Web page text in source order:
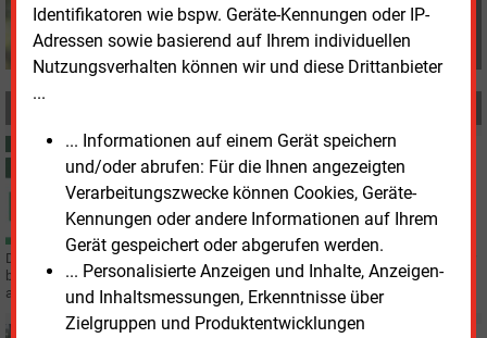
Identifikatoren wie bspw. Geräte-Kennungen oder IP-
Adressen sowie basierend auf Ihrem individuellen
Nutzungsverhalten können wir und diese Drittanbieter
...
... Informationen auf einem Gerät speichern
und/oder abrufen: Für die Ihnen angezeigten
Verarbeitungszwecke können Cookies, Geräte-
Kennungen oder andere Informationen auf Ihrem
Gerät gespeichert oder abgerufen werden.
... Personalisierte Anzeigen und Inhalte, Anzeigen-
und Inhaltsmessungen, Erkenntnisse über
Zielgruppen und Produktentwicklungen
Freitag, 7.08.2026, 17:20
E&M E-FAHRZEUGE
EVN mit den meisten Ladesäulen in Österreich
Die niederösterreichische EVN AG hat in Österreich den früheren Marktführer
bei Ladepunkten, „da Emobil“, auf die Plätze verwiesen. Und hat auch
außerhalb Österreichs einiges vor.